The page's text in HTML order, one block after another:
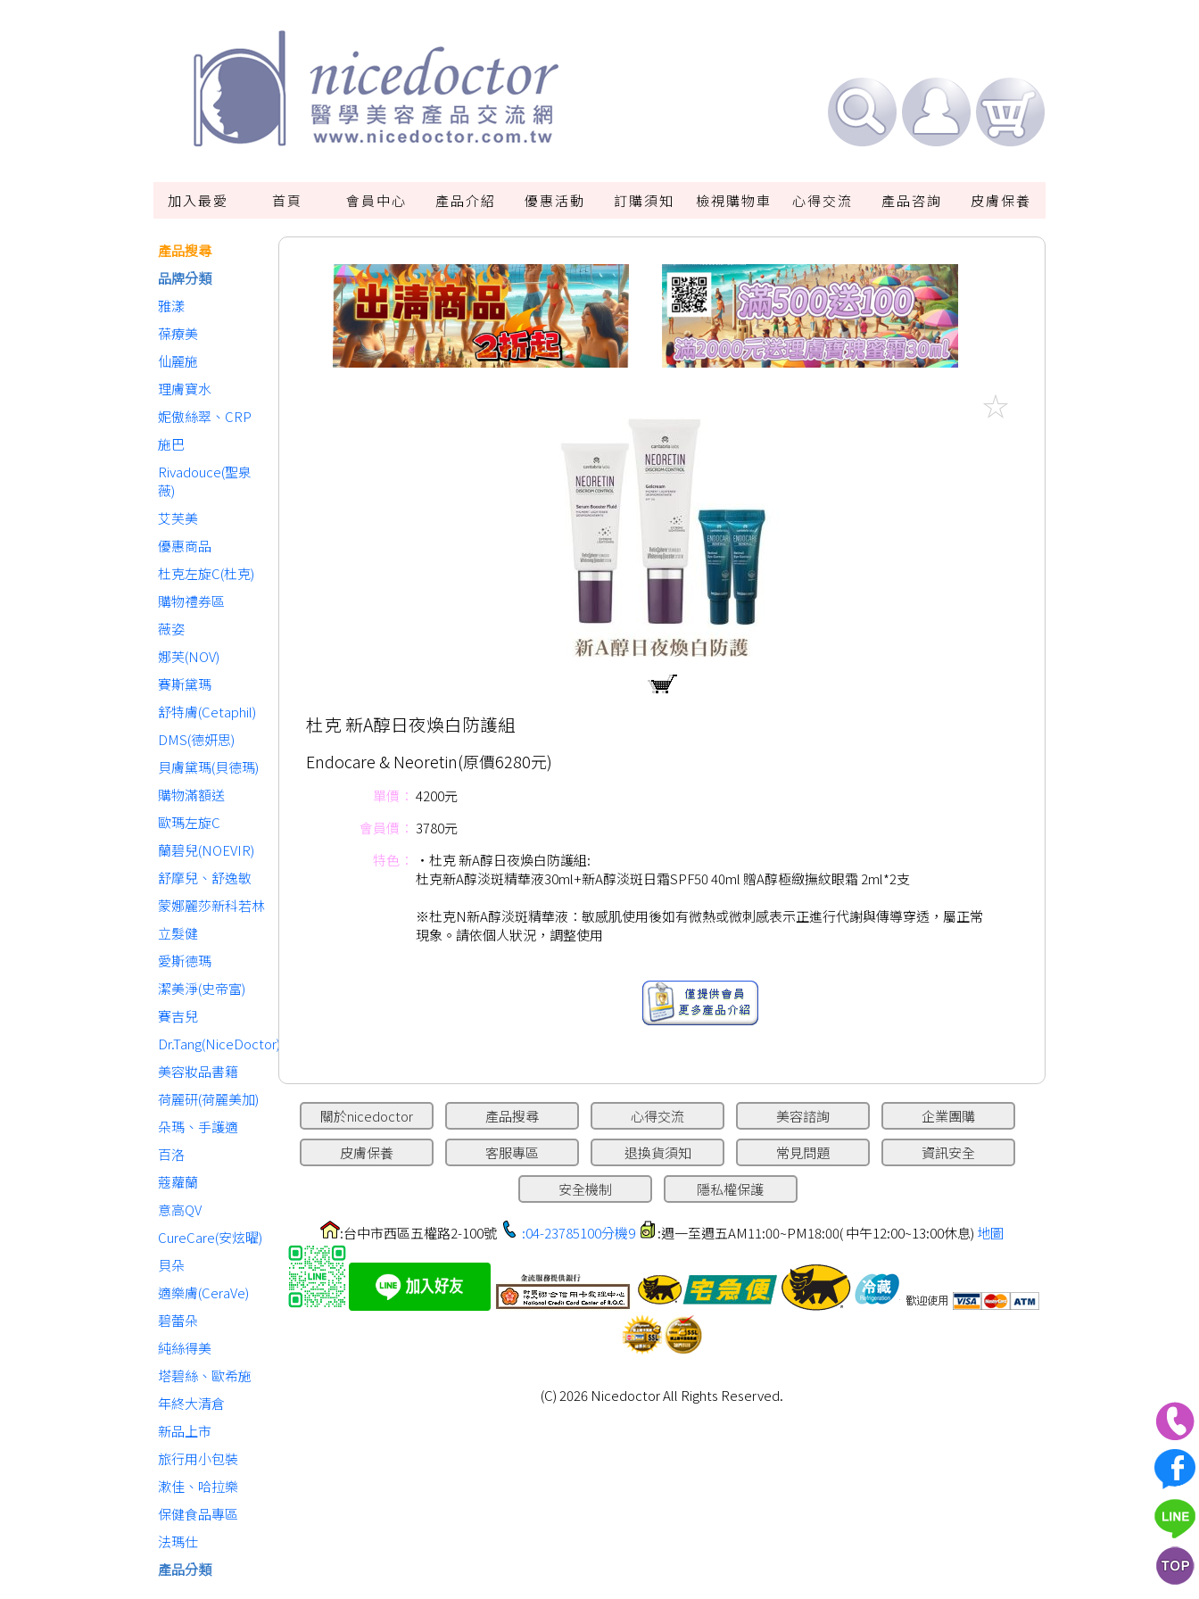
加入最愛 首頁 會員中心 產品介紹 優惠活動 訂購須知 檢視購物車 心得交流 產品咨詢 皮膚保養
產品搜尋
品牌分類
雅漾
葆療美
仙麗施
理膚寶水
妮傲絲翠、CRP
施巴
Rivadouce(聖泉
薇)
艾芙美
優惠商品
杜克左旋C(杜克)
購物禮券區
薇姿
娜芙(NOV)
賽斯黛瑪
舒特膚(Cetaphil)
DMS(德妍思)
貝膚黛瑪(貝德瑪)
購物滿額送
歐瑪左旋C
蘭碧兒(NOEVIR)
舒摩兒、舒逸敏
蒙娜麗莎新科若林
立髮健
愛斯德瑪
潔美淨(史帝富)
賽吉兒
Dr.Tang(NiceDoctor)
美容妝品書籍
荷麗研(荷麗美加)
朵瑪、手護適
百洛
蔻蘿蘭
意高QV
CureCare(安炫曜)
貝朵
適樂膚(CeraVe)
碧蕾朵
純絲得美
塔碧絲、歐希施
年終大清倉
新品上市
旅行用小包裝
漱佳、哈拉樂
保健食品專區
法瑪仕
產品分類
杜克 新A醇日夜煥白防護組
Endocare & Neoretin(原價6280元)
單價： 4200元
會員價： 3780元
特色：
‧杜克 新A醇日夜煥白防護組:
杜克新A醇淡斑精華液30ml+新A醇淡斑日霜SPF50 40ml 贈A醇極緻撫紋眼霜 2ml*2支
※杜克N新A醇淡斑精華液：敏感肌使用後如有微熱或微刺感表示正進行代謝與傳導穿透，屬正常
現象。請依個人狀況，調整使用
關於nicedoctor 產品搜尋 心得交流 美容諮詢
企業團購
皮膚保養
客服專區 退換貨須知 常見問題
資訊安全
安全機制
隱私權保護
:台中市西區五權路2-100號 :04-23785100分機9 :週一至週五AM11:00~PM18:00( 中午12:00~13:00休息) 地圖
(C) 2026 Nicedoctor All Rights Reserved.